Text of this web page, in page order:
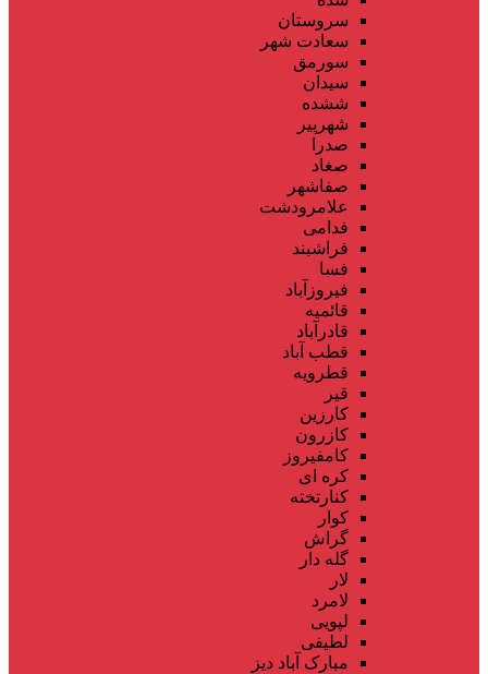
سروستان
سعادت شهر
سورمق
سیدان
ششده
شهرپیر
صدرا
صغاد
صفاشهر
علامرودشت
فدامی
فراشبند
فسا
فیروزآباد
قائمیه
قادرآباد
قطب آباد
قطرویه
قیر
کارزین
کازرون
کامفیروز
کره ای
کنارتخته
کوار
گراش
گله دار
لار
لامرد
لپویی
لطیفی
مبارک آباد دیز